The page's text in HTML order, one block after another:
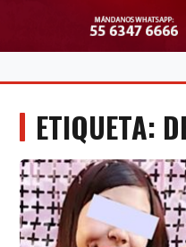
ETIQUETA: